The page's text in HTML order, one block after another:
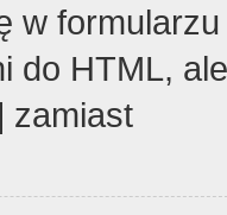
w
do HTML,
zamiast